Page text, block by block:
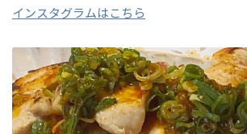
インスタグラムはこちら